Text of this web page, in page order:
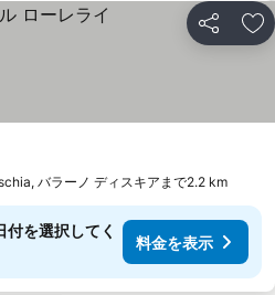
シェア お
バラーノ ディスキアまで2.2 km
を選択してく
料金を表示